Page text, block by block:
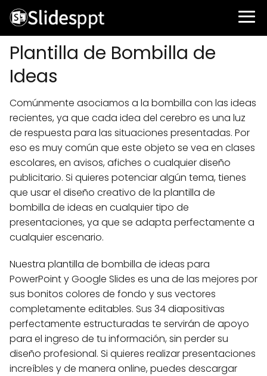
Plantilla de Bombilla de
Ideas
Comúnmente asociamos a la bombilla con las ideas
recientes, ya que cada idea del cerebro es una luz
de respuesta para las situaciones presentadas. Por
eso es muy común que este objeto se vea en clases
escolares, en avisos, afiches o cualquier diseño
publicitario. Si quieres potenciar algún tema, tienes
que usar el diseño creativo de la plantilla de
bombilla de ideas en cualquier tipo de
presentaciones, ya que se adapta perfectamente a
cualquier escenario.
Nuestra plantilla de bombilla de ideas para
PowerPoint y Google Slides es una de las mejores por
sus bonitos colores de fondo y sus vectores
completamente editables. Sus 34 diapositivas
perfectamente estructuradas te servirán de apoyo
para el ingreso de tu información, sin perder su
diseño profesional. Si quieres realizar presentaciones
increíbles y de manera online, puedes descargar